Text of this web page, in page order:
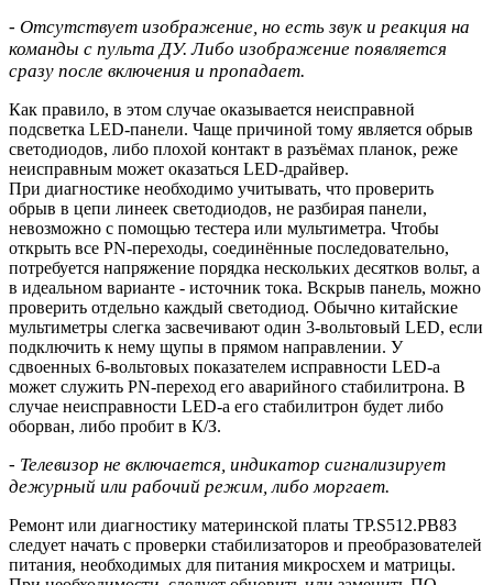
- Отсутствует изображение, но есть звук и реакция на
команды с пульта ДУ. Либо изображение появляется
сразу после включения и пропадает.
Как правило, в этом случае оказывается неисправной
подсветка LED-панели. Чаще причиной тому является обрыв
светодиодов, либо плохой контакт в разъёмах планок, реже
неисправным может оказаться LED-драйвер.
При диагностике необходимо учитывать, что проверить
обрыв в цепи линеек светодиодов, не разбирая панели,
невозможно с помощью тестера или мультиметра. Чтобы
открыть все PN-переходы, соединённые последовательно,
потребуется напряжение порядка нескольких десятков вольт, а
в идеальном варианте - источник тока. Вскрыв панель, можно
проверить отдельно каждый светодиод. Обычно китайские
мультиметры слегка засвечивают один 3-вольтовый LED, если
подключить к нему щупы в прямом направлении. У
сдвоенных 6-вольтовых показателем исправности LED-а
может служить PN-переход его аварийного стабилитрона. В
случае неисправности LED-а его стабилитрон будет либо
оборван, либо пробит в К/З.
- Телевизор не включается, индикатор сигнализирует
дежурный или рабочий режим, либо моргает.
Ремонт или диагностику материнской платы TP.S512.PB83
следует начать с проверки стабилизаторов и преобразователей
питания, необходимых для питания микросхем и матрицы.